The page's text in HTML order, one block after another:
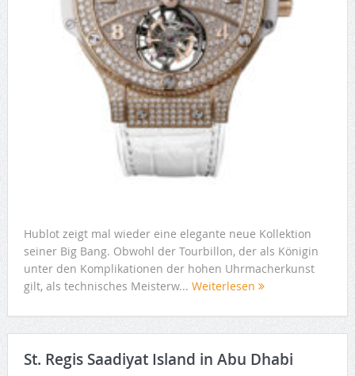
Hublot zeigt mal wieder eine elegante neue Kollektion
seiner Big Bang. Obwohl der Tourbillon, der als Königin
unter den Komplikationen der hohen Uhrmacherkunst
gilt, als technisches Meisterw... Weiterlesen
St. Regis Saadiyat Island in Abu Dhabi